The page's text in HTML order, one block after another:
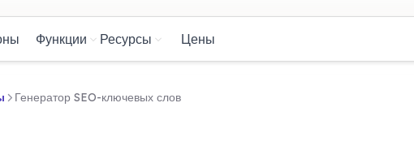
Функции Ресурсы Цены
Генератор SEO-ключевых слов